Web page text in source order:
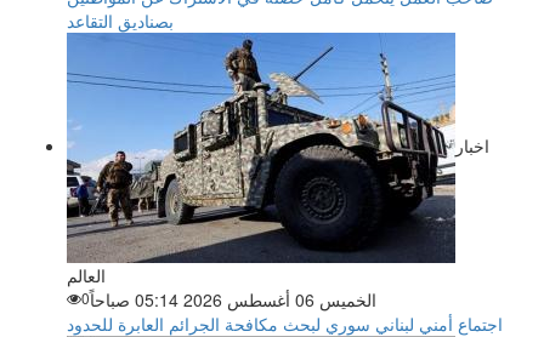
بصناديق التقاعد
اخبار
العالم
الخميس 06 أغسطس 2026 05:14 صباحاً
0
اجتماع أمني لبناني سوري لبحث مكافحة الجرائم العابرة للحدود